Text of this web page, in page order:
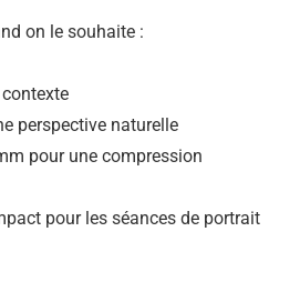
on le souhaite :
perspective naturelle
pour une compression
pour les séances de portrait